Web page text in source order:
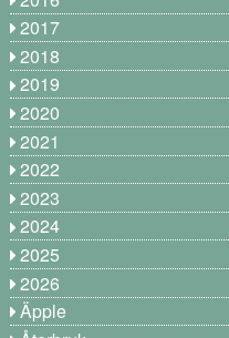
2017
2018
2019
2020
2021
2022
2023
2024
2025
2026
Äpple